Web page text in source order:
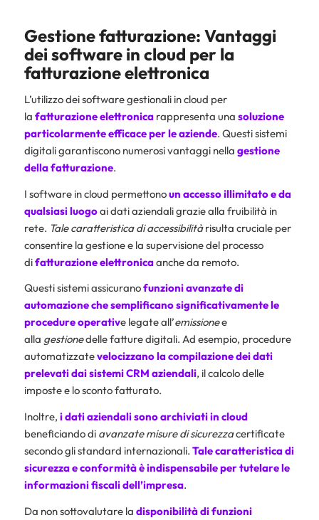
Gestione fatturazione: Vantaggi
dei software in cloud per la
fatturazione elettronica
L’utilizzo dei software gestionali in cloud per
la fatturazione elettronicarappresenta una soluzione
particolarmente efficace per le aziende. Questi sistemi
digitali garantiscono numerosi vantaggi nella gestione
della fatturazione.
I software in cloud permettonoun accesso illimitato e da
qualsiasi luogoai dati aziendali grazie alla fruibilità in
rete. Tale caratteristica di accessibilitàrisulta cruciale per
consentire la gestione e la supervisione del processo
difatturazione elettronicaanche da remoto.
Questi sistemi assicuranofunzioni avanzate di
automazione che semplificano significativamente le
procedure operative legate all’emissionee
alla gestionedelle fatture digitali. Ad esempio, procedure
automatizzatevelocizzano la compilazione dei dati
prelevati dai sistemi CRM aziendali, il calcolo delle
imposte e lo sconto fatturato.
Inoltre, i dati aziendali sono archiviati in cloud
beneficiando di avanzate misure di sicurezzacertificate
secondo gli standard internazionali. Tale caratteristica di
sicurezza e conformitàè indispensabile per tutelare le
informazioni fiscali dell’impresa.
Da non sottovalutare la disponibilità di funzioni